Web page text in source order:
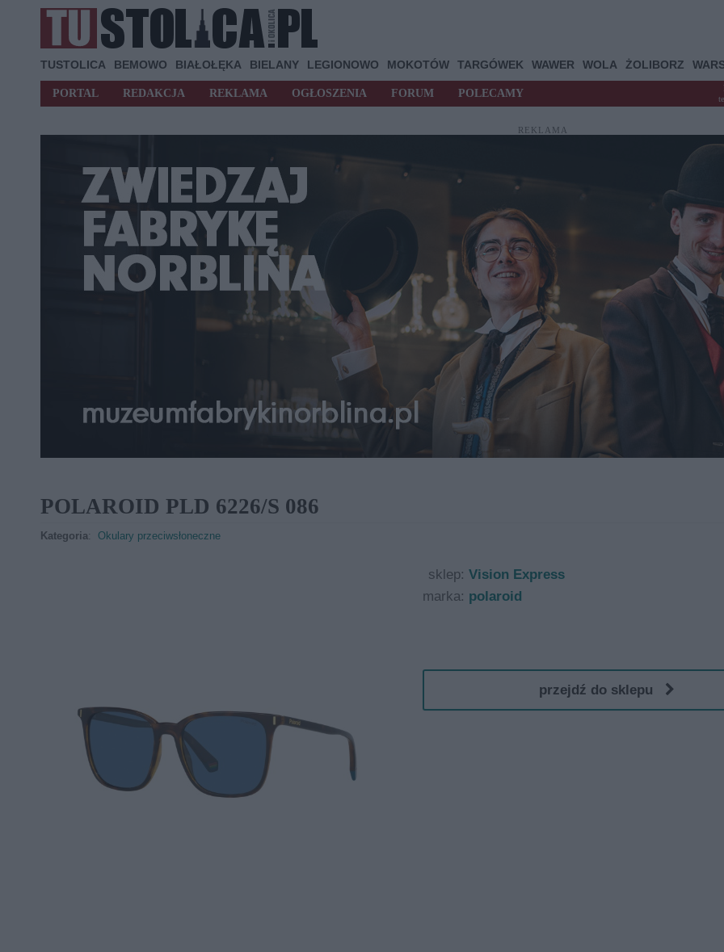
TUSTOLICA BEMOWO BIAŁOŁĘKA BIELANY LEGIONOWO MOKOTÓW TARGÓWEK WAWER WOLA ŻOLIBORZ
PORTAL REDAKCJA REKLAMA OGŁOSZENIA FORUM POLECAMY
REKLAMA
POLAROID PLD 6226/S 086
Kategoria: Okulary przeciwsłoneczne
sklep: Vision Express
marka: polaroid
przejdź do sklepu